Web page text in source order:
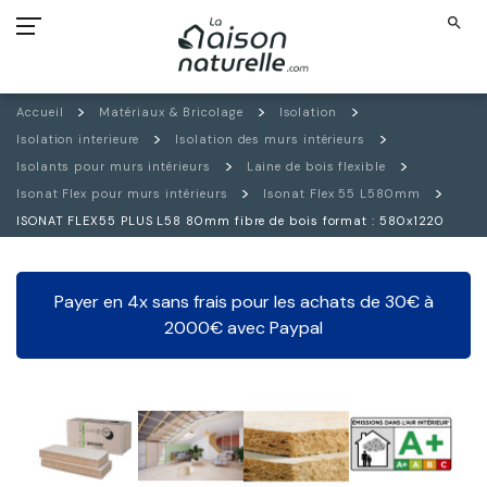
search
Accueil Matériaux & Bricolage
Isolation
Isolation interieure
Isolation des murs intérieurs
Isolants pour murs intérieurs
Laine de bois flexible
Isonat Flex pour murs intérieurs
Isonat Flex 55 L580mm
ISONAT FLEX55 PLUS L58 80mm fibre de bois format : 580x1220
Payer en 4x sans frais pour les achats de 30€ à
2000€ avec Paypal